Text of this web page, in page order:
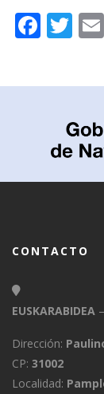
CONTACTO
EUSKARABIDEA
Dirección:
CP: 31002
Localidad: